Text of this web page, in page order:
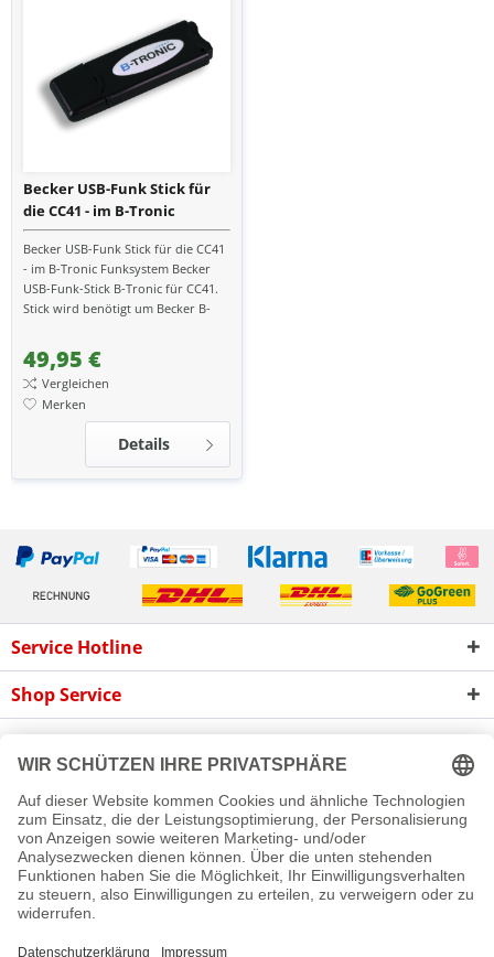
Becker USB-Funk Stick für
die CC41 - im B-Tronic
Funksystem
Becker USB-Funk Stick für die CC41
- im B-Tronic Funksystem Becker
USB-Funk-Stick B-Tronic für CC41.
Stick wird benötigt um Becker B-
über die CC41...
49,95 €
Vergleichen
Merken
Details
Service Hotline
Shop Service
Newsletter
Cookie-Einstellungen Newsletter Reklamation
Kontakt
Versand und Zahlungsbedingungen
Rückgabe
Diese Website benutzt Cookies, die für den technischen Betrieb